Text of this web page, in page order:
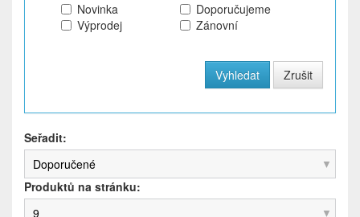
Novinka
Doporučujeme
Výprodej
Zánovní
Seřadit:
Doporučené
Produktů na stránku:
9